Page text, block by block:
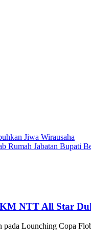
Jiwa Wirausaha
Rumah Jabatan Bupati
NTT All Star
pada Lounching Copa